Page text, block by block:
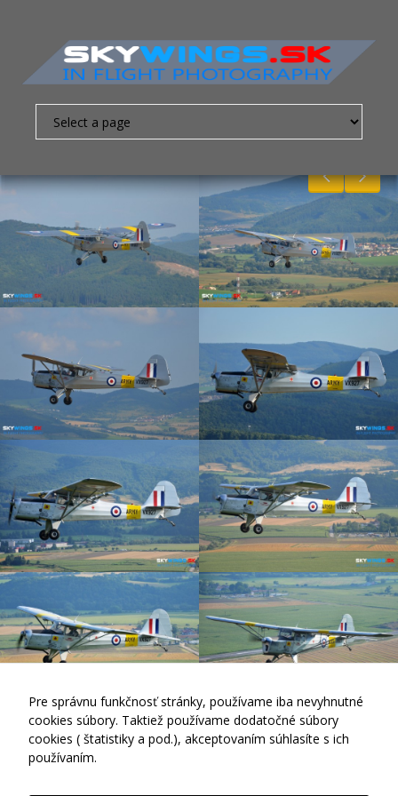
Beagle A-61 Terrier 2 C/N B.637 G-ASYG, Private
2016
Pre správnu funkčnosť stránky, používame iba nevyhnutné
cookies súbory. Taktiež používame dodatočné súbory
cookies ( štatistiky a pod.), akceptovaním súhlasíte s ich
používaním.
Nevyhnutne
nutné
cookies
Sú to
základné
cookies,
ktoré
umožňujú
pohybovať
sa po
webovej
stránke a
používať jej
funkcie.
Tieto súbory
cookies
neukladajú
žiadne
informácie o
vás, ktoré by
na marketing
alebo na
zapamätanie
si, čo ste si
pozerali.
Analytické